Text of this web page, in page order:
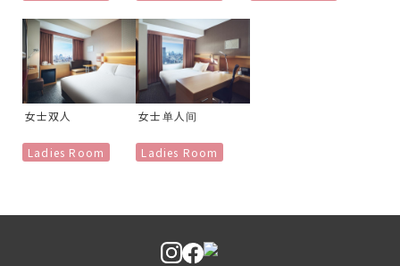
女士双人
Ladies Room
女士单人间
Ladies Room